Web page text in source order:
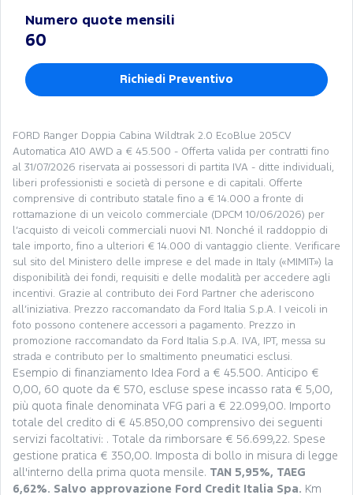
Numero quote mensili
60
Richiedi Preventivo
FORD Ranger Doppia Cabina Wildtrak 2.0 EcoBlue 205CV
Automatica A10 AWD a € 45.500 - Offerta valida per contratti fino
al 31/07/2026 riservata ai possessori di partita IVA - ditte individuali,
liberi professionisti e società di persone e di capitali. Offerte
comprensive di contributo statale fino a € 14.000 a fronte di
rottamazione di un veicolo commerciale (DPCM 10/06/2026) per
l’acquisto di veicoli commerciali nuovi N1. Nonché il raddoppio di
tale importo, fino a ulteriori € 14.000 di vantaggio cliente. Verificare
sul sito del Ministero delle imprese e del made in Italy («MIMIT») la
disponibilità dei fondi, requisiti e delle modalità per accedere agli
incentivi. Grazie al contributo dei Ford Partner che aderiscono
all’iniziativa. Prezzo raccomandato da Ford Italia S.p.A. I veicoli in
foto possono contenere accessori a pagamento. Prezzo in
promozione raccomandato da Ford Italia S.p.A. IVA, IPT, messa su
strada e contributo per lo smaltimento pneumatici esclusi.
Esempio di finanziamento Idea Ford a € 45.500. Anticipo €
0,00, 60 quote da € 570, escluse spese incasso rata € 5,00,
più quota finale denominata VFG pari a € 22.099,00. Importo
totale del credito di € 45.850,00 comprensivo dei seguenti
servizi facoltativi: . Totale da rimborsare € 56.699,22. Spese
gestione pratica € 350,00. Imposta di bollo in misura di legge
all'interno della prima quota mensile. TAN 5,95%, TAEG
6,62%. Salvo approvazione Ford Credit Italia Spa. Km